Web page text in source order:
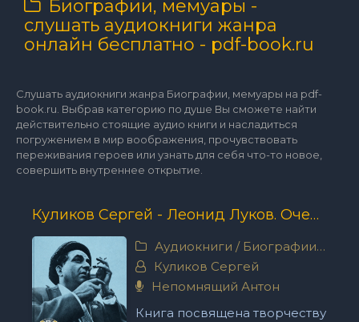
Биографии, мемуары -
слушать аудиокниги жанра
онлайн бесплатно - pdf-book.ru
Слушать аудиокниги жанра Биографии, мемуары на pdf-
book.ru. Выбрав категорию по душе Вы сможете найти
действительно стоящие аудио книги и насладиться
погружением в мир воображения, прочувствовать
переживания героев или узнать для себя что-то новое,
совершить внутреннее открытие.
Куликов Сергей - Леонид Луков. Очерк о жизни и творчестве режиссера
Аудиокниги / Биографии, мемуары
Куликов Сергей
Непомнящий Антон
Книга посвящена творчеству